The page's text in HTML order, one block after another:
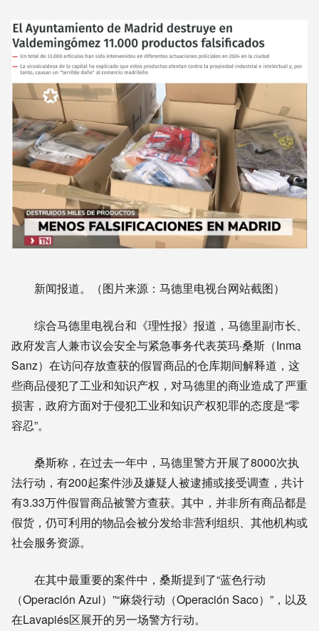
新闻报道。（图片来源：马德里电视台网站截图）
综合马德里电视台和《理性报》报道，马德里副市长、
政府发言人兼市议会安全与紧急事务代表英玛·桑斯（Inma
Sanz）在访问存放查获的假冒商品的仓库期间解释道，这
些商品侵犯了工业和知识产权，对马德里的商业造成了严重
损害，政府方面对于侵犯工业和知识产权犯罪的态度是“零
容忍”。
桑斯称，在过去一年中，马德里警方开展了8000次执
法行动，有200起案件涉及嫌疑人被逮捕或接受调查，共计
有3.33万件假冒商品被警方查获。其中，并非所有商品都是
假货，仍可利用的物品会被分发给非营利组织、其他机构或
社会服务资源。
在其中最重要的案件中，桑斯提到了“蓝色行动
（Operación Azul）”“麻袋行动（Operación Saco）”，以及
在Lavapiés区展开的另一场警方行动。